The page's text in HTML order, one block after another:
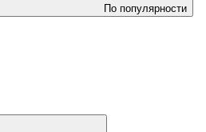
По популярности